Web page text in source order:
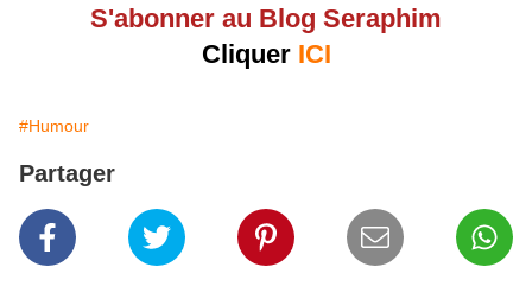
S'abonner au Blog Seraphim
Cliquer ICI
#Humour
Partager